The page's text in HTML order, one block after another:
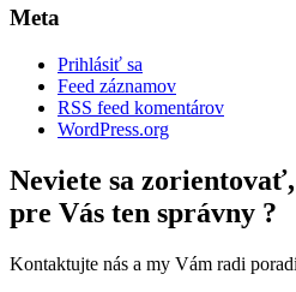
Meta
Prihlásiť sa
Feed záznamov
RSS feed komentárov
WordPress.org
Neviete sa
pre Vás ten správny ?
Kontaktujte nás a my Vám radi